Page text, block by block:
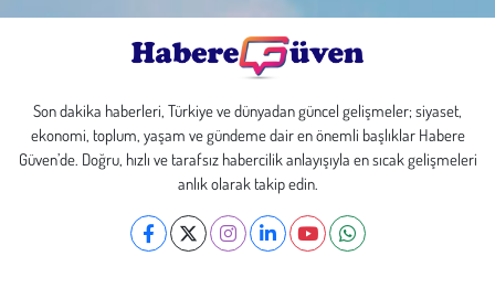
Son dakika haberleri, Türkiye ve dünyadan güncel gelişmeler; siyaset,
ekonomi, toplum, yaşam ve gündeme dair en önemli başlıklar Habere
Güven’de. Doğru, hızlı ve tarafsız habercilik anlayışıyla en sıcak gelişmeleri
anlık olarak takip edin.